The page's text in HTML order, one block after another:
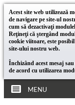
Acest site web utilizează
de navigare pe site-ul
cum să dezactivaţi
Reţineţi că ştergând
cookie viitoare, este
site-ului nostru web.
Închizând acest mesaj
de acord cu utilizarea
MENU